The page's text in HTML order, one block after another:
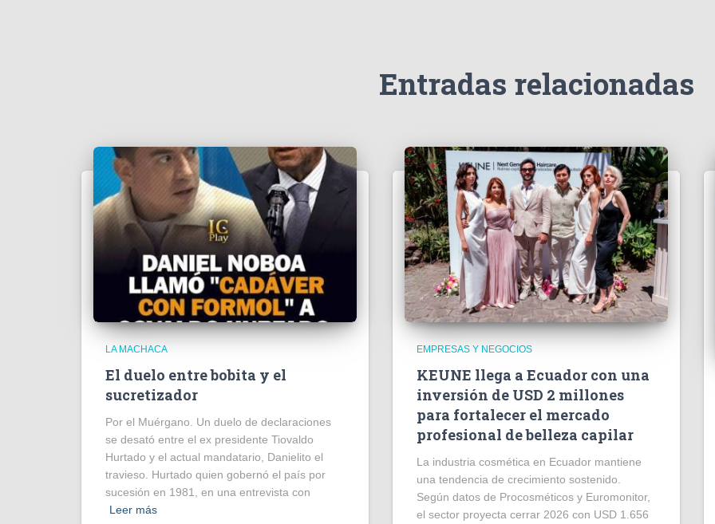
Entradas relacionadas
LA MACHACA
El duelo entre bobita y el
sucretizador
Por el Muérgano. Un duelo de declaraciones
se desató entre el ex presidente Tiovaldo
Hurtado y el actual mandatario, Danielito el
travieso. Hurtado quien gobernó el país por
sucesión en 1981, en una entrevista con
Leer más
EMPRESAS Y NEGOCIOS
KEUNE llega a Ecuador con una
inversión de USD 2 millones
para fortalecer el mercado
profesional de belleza capilar
La industria cosmética en Ecuador mantiene
una tendencia de crecimiento sostenido.
Según datos de Procosméticos y Euromonitor,
el sector proyecta cerrar 2026 con USD 1.656